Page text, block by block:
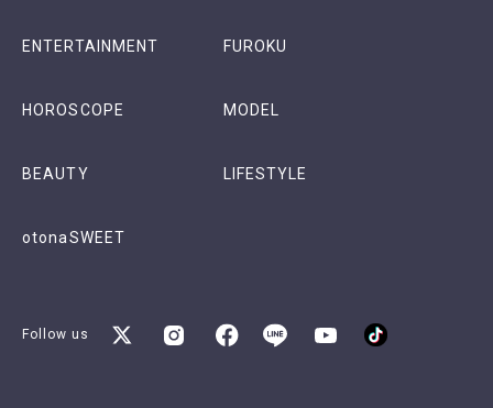
ENTERTAINMENT FUROKU
HOROSCOPE MODEL
BEAUTY LIFESTYLE
otonaSWEET
Follow us